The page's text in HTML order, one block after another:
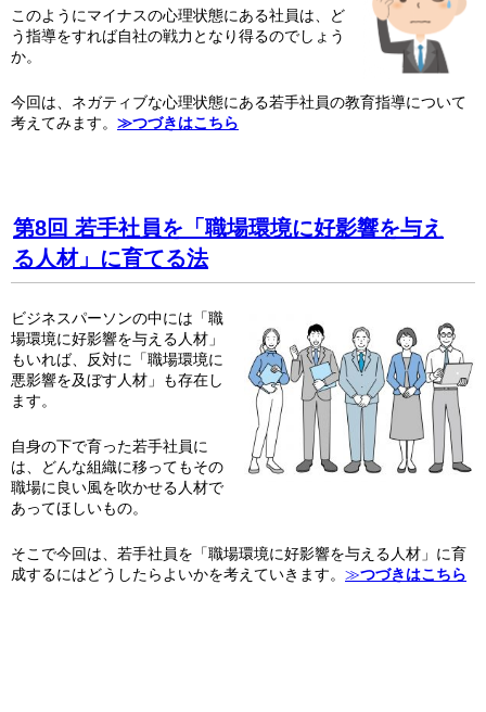
このようにマイナスの心理状態にある社員は、ど
う指導をすれば自社の戦力となり得るのでしょう
か。
今回は、ネガティブな心理状態にある若手社員の教育指導について
考えてみます。 ≫つづきはこちら
第8回 若手社員を「職場環境に好影響を与え
る人材」に育てる法
ビジネスパーソンの中には「職
場環境に好影響を与える人材」
もいれば、反対に「職場環境に
悪影響を及ぼす人材」も存在し
ます。
自身の下で育った若手社員に
は、どんな組織に移ってもその
職場に良い風を吹かせる人材で
あってほしいもの。
そこで今回は、若手社員を「職場環境に好影響を与える人材」に育
成するにはどうしたらよいかを考えていきます。 ≫つづきはこちら